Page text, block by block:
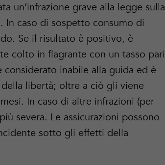
un’infrazione grave alla legge sulla
In caso di sospetto consumo di
Se il risultato è positivo, è
colto in flagrante con un tasso pari
inabile alla guida ed è
libertà; oltre a ciò gli viene
In caso di altre infrazioni (per
severa. Le assicurazioni possono
sotto gli effetti della